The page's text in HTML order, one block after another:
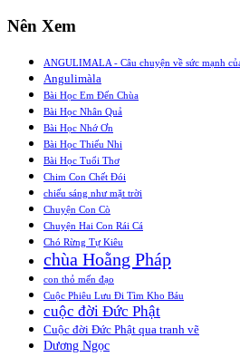
Nên Xem
ANGULIMALA - Câu chuyện về sức mạnh
Angulimàla
Bài Học Em Đến Chùa
Bài Học Nhân Quả
Bài Học Nhớ Ơn
Bài Học Thiếu Nhi
Bài Học Tuổi Thơ
Chim Con Chết Đói
chiếu sáng như mặt trời
Chuyện Con Cò
Chuyện Hai Con Rái Cá
Chó Rừng Tự Kiêu
chùa Hoằng Pháp
con thỏ mến đạo
Cuộc Phiêu Lưu Đi Tìm Kho Báu
cuộc đời Đức Phật
Cuộc đời Đức Phật qua tranh vẽ
Dương Ngọc